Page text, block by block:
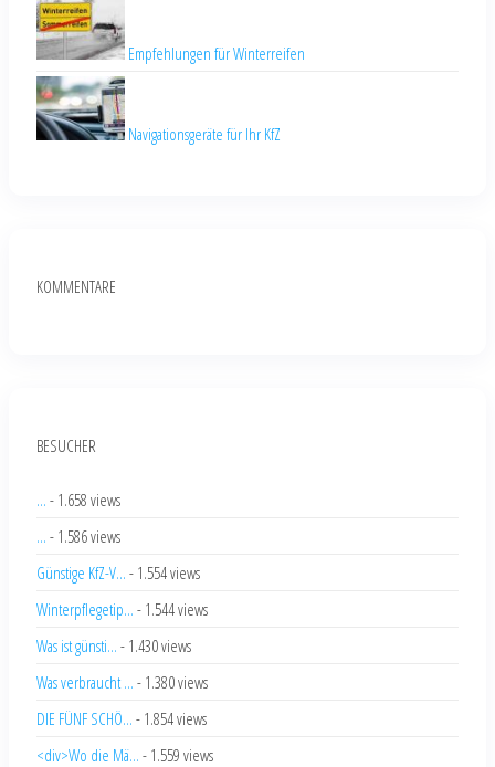
Empfehlungen für Winterreifen
Navigationsgeräte für Ihr KfZ
KOMMENTARE
BESUCHER
... - 1.658 views
... - 1.586 views
Günstige KfZ-V... - 1.554 views
Winterpflegetip... - 1.544 views
Was ist günsti... - 1.430 views
Was verbraucht ... - 1.380 views
DIE FÜNF SCHÖ... - 1.854 views
<div>Wo die Mä... - 1.559 views